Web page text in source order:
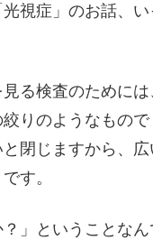
視症」のお話、
る検査のために
りのようなもの
閉じますから、
す。
？」ということな